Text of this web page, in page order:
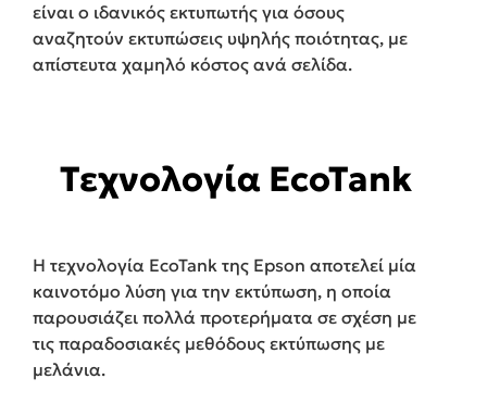
είναι ο ιδανικός εκτυπωτής για όσους
αναζητούν εκτυπώσεις υψηλής ποιότητας, με
απίστευτα χαμηλό κόστος ανά σελίδα.
Τεχνολογία EcoTank
Η τεχνολογία EcoTank της Epson αποτελεί μία
καινοτόμο λύση για την εκτύπωση, η οποία
παρουσιάζει πολλά προτερήματα σε σχέση με
τις παραδοσιακές μεθόδους εκτύπωσης με
μελάνια.